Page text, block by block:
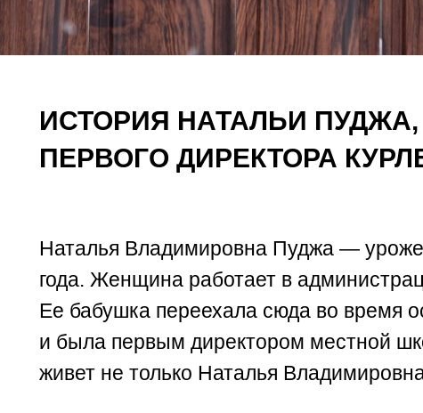
ИСТОРИЯ НАТАЛЬИ
ПЕРВОГО ДИРЕКТОРА
Наталья Владимировна Пуджа —
года. Женщина работает в
Ее бабушка переехала сюда во время
и была первым директором местной
живет не только Наталья